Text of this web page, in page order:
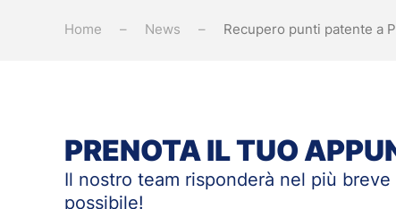
Home News Recupero punti patente a
PRENOTA IL TUO
Il nostro team risponderà nel più breve
possibile!